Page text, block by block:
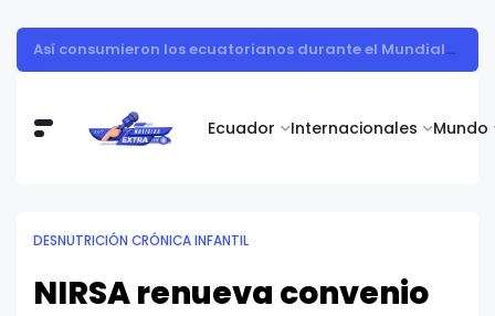
Ecuador Internacionales Mundo
Así consumieron los ecuatorianos durante el Mundial 2026
DESNUTRICIÓN CRÓNICA INFANTIL
NIRSA renueva convenio